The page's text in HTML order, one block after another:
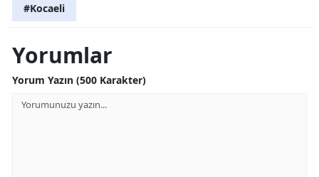
#Kocaeli
Yorumlar
Yorum Yazın (500 Karakter)